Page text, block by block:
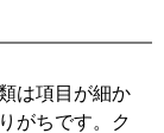
は項目が細か
がちです。ク